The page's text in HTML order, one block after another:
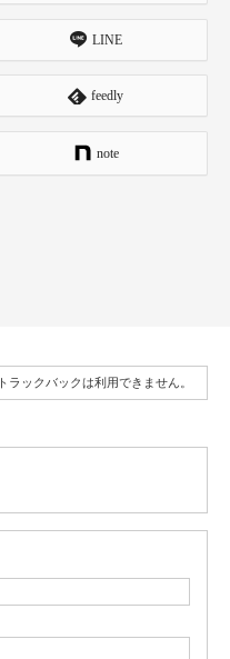
LINE
feedly
note
トラックバックは利用できません。